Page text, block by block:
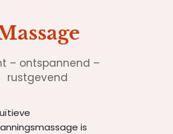
– ontspannend –
rustgevend
is